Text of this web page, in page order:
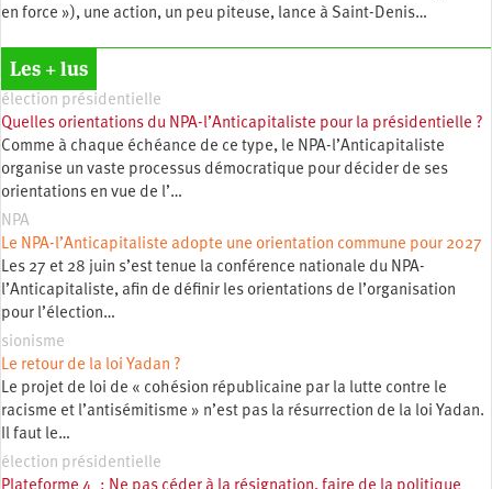
en force »), une action, un peu piteuse, lance à Saint-Denis…
Les + lus
élection présidentielle
Quelles orientations du NPA-l’Anticapitaliste pour la présidentielle ?
Comme à chaque échéance de ce type, le NPA-l’Anticapitaliste
organise un vaste processus démocratique pour décider de ses
orientations en vue de l’…
NPA
Le NPA-l’Anticapitaliste adopte une orientation commune pour 2027
Les 27 et 28 juin s’est tenue la conférence nationale du NPA-
l’Anticapitaliste, afin de définir les orientations de l’organisation
pour l’élection…
sionisme
Le retour de la loi Yadan ?
Le projet de loi de « cohésion républicaine par la lutte contre le
racisme et l’antisémitisme » n’est pas la résurrection de la loi Yadan.
Il faut le…
élection présidentielle